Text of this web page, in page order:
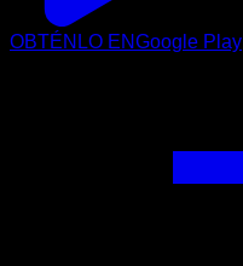
OBTÉNLO ENGoogle Play